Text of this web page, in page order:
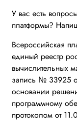
У вас есть
платформы?
Всероссийская
единый реестр
вычислительных
запись № 33925
основании
программному
протоколом от